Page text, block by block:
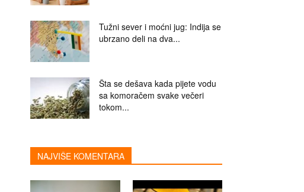
Tužni sever i moćni jug: Indija se
ubrzano deli na dva...
Šta se dešava kada pijete vodu
sa komoračem svake večeri
tokom...
NAJVIŠE KOMENTARA